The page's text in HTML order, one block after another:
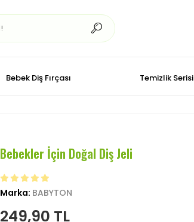
Bebek Diş Fırçası Temizlik Serisi
Bebekler İçin Doğal Diş Jeli
Marka: BABYTON
249,90 TL